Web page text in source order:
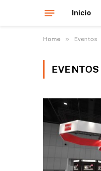
Inicio
Home » Eventos
EVENTOS